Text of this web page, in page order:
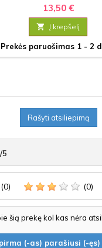
13,50 €
 Į krepšelį
Prekės paruošimas 1 - 2
Rašyti atsiliepimą
/5
(0) (0)
šią prekę kol kas nėra
(-as) parašiusi (-